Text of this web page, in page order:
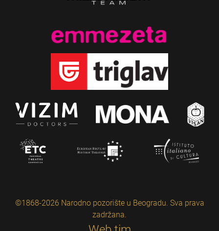
©1868-2026 Narodno pozorište u Beogradu. Sva prava
zadržana.